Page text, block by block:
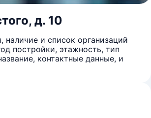
д. 10
и список организаций
постройки, этажность, тип
контактные данные, и